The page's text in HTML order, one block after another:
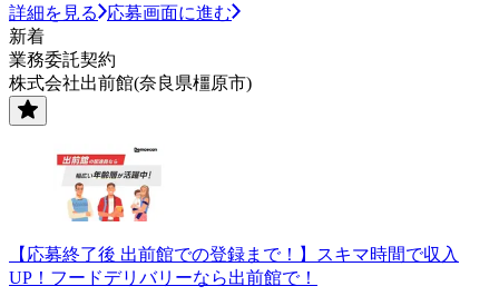
詳細を見る
応募画面に進む
新着
業務委託契約
株式会社出前館(奈良県橿原市)
【応募終了後 出前館での登録まで！】スキマ時間で収入
UP！フードデリバリーなら出前館で！